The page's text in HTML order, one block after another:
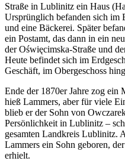
Straße in Lublinitz ein Haus
Ursprünglich befanden sich im
und eine Bäckerei. Später
ein Postamt, das dann in ein
der Oświęcimska-Straße und
Heute befindet sich im
Geschäft, im Obergeschoss
Ende der 1870er Jahre zog ein
hieß Lammers, aber für viele
blieb er der Sohn von
Persönlichkeit in Lublinitz –
gesamten Landkreis Lublinitz.
Lammers ein Sohn geboren,
erhielt.